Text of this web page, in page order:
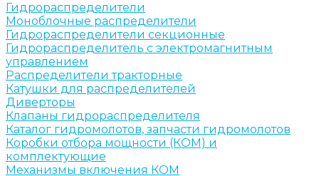
Гидрораспределители
Моноблочные распределители
Гидрораспределители секционные
Гидрораспределитель с электромагнитным
управлением
Распределители тракторные
Катушки для распределителей
Диверторы
Клапаны гидрораспределителя
Каталог гидромолотов, запчасти гидромолотов
Коробки отбора мощности (КОМ) и
комплектующие
Механизмы включения КОМ